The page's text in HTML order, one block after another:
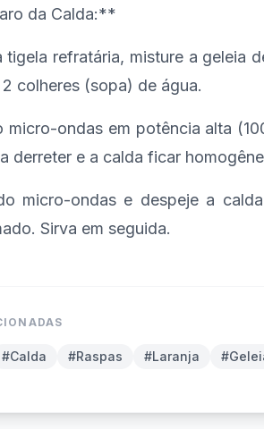
da Calda:**
tigela refratária, misture a geleia
colheres (sopa) de água.
micro-ondas em potência alta
derreter e a calda ficar
micro-ondas e despeje a
Sirva em seguida.
#Calda #Raspas #Laranja